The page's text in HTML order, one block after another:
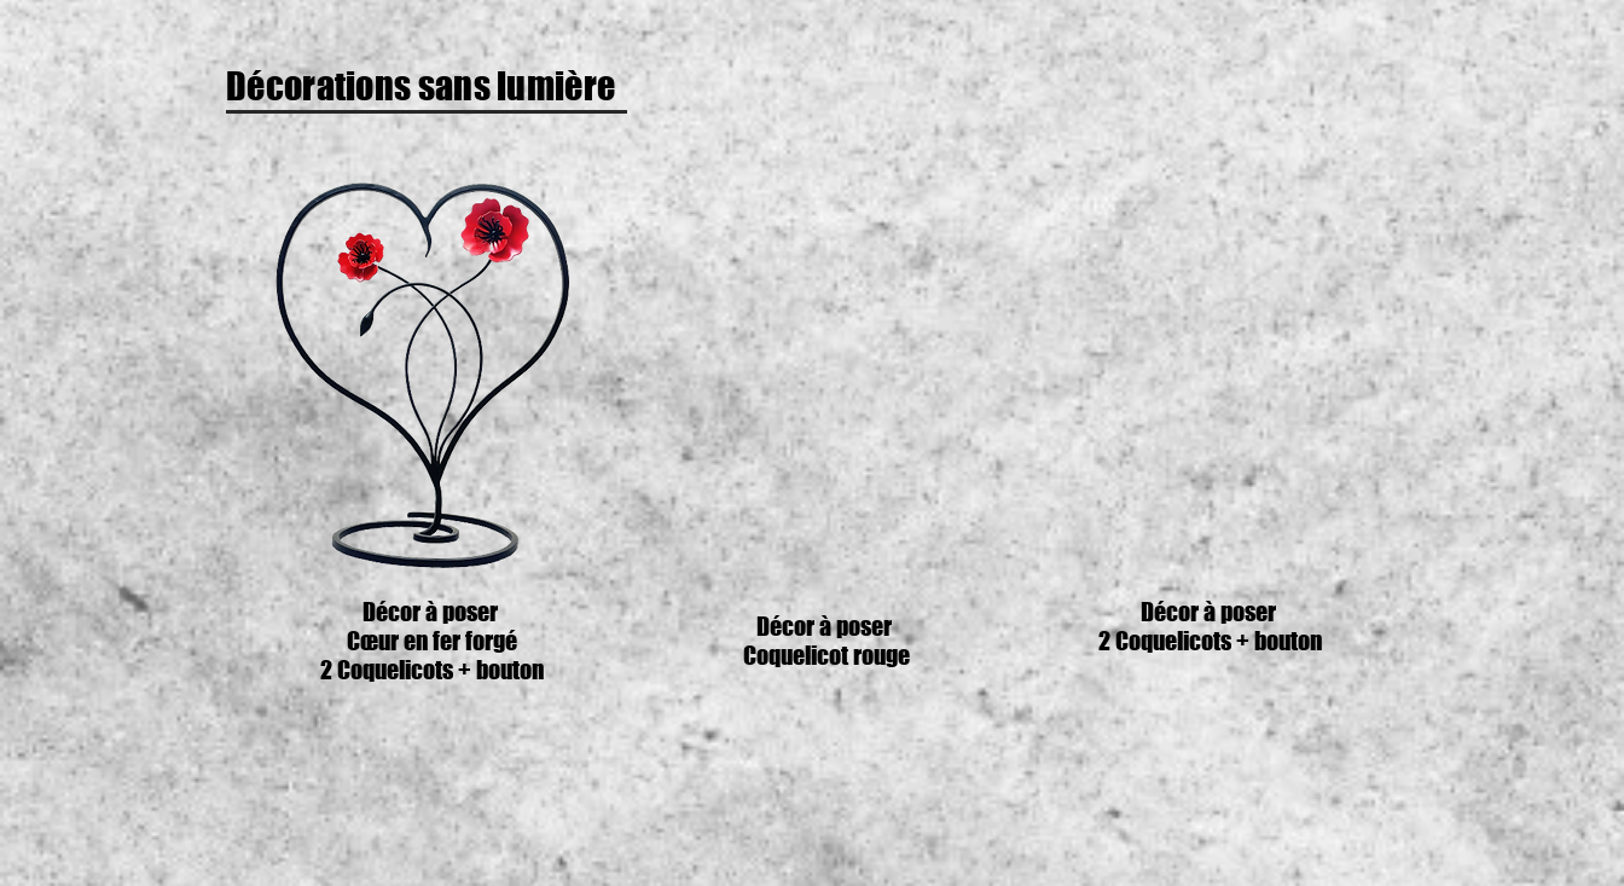
Décorations sans lumière
Décor à poser
Cœur en fer forgé
2 Coquelicots + bouton
Décor à poser
Coquelicot rouge
Décor à poser
2 Coquelicots + bouton